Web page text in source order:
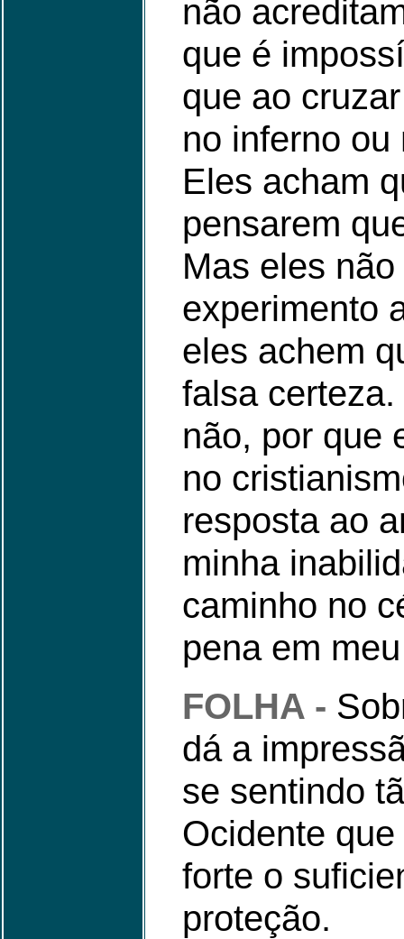
não
que é
que ao
no inferno ou
Eles acham
pensarem
Mas eles
experimento
eles achem
falsa
não, por que
no
resposta ao
minha
caminho no
pena em
FOLHA -
dá a
se sentindo
Ocidente
forte o
proteção.